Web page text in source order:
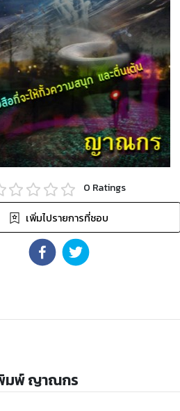
0 Ratings
เพิ่มไปรายการที่ชอบ
มพ์ ญาณกร